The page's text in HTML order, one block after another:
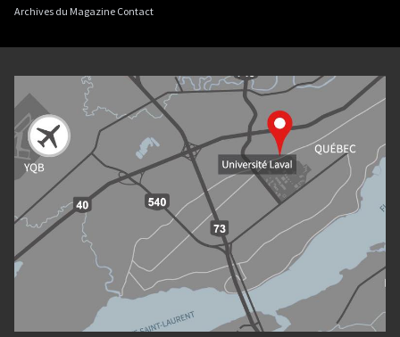
Archives du Magazine Contact